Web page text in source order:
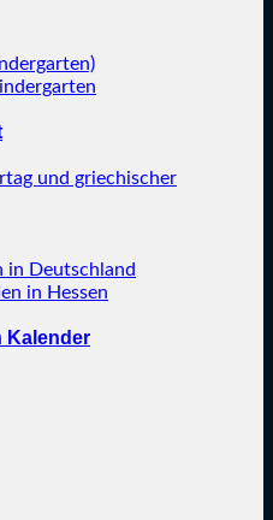
und griechischer
in Deutschland
in Hessen
Kalender